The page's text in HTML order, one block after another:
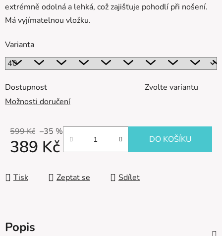
extrémně odolná a lehká, což zajišťuje pohodlí při nošení.
Má vyjímatelnou vložku.
Varianta
Dostupnost
Zvolte variantu
Možnosti doručení
599 Kč –35 %
389 Kč DO KOŠÍKU
Tisk Zeptat se Sdílet
Popis